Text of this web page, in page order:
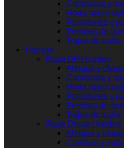
Camisetas y
Moda street
Pantalones y
Prendas de
Trajes de baño
Hombre
Ropa DP Hombre
Abrigos y
Camisetas y
Moda street
Pantalones y
Prendas de
Trajes de baño
Ropa Druup Hombre
Abrigos y
Camisas y